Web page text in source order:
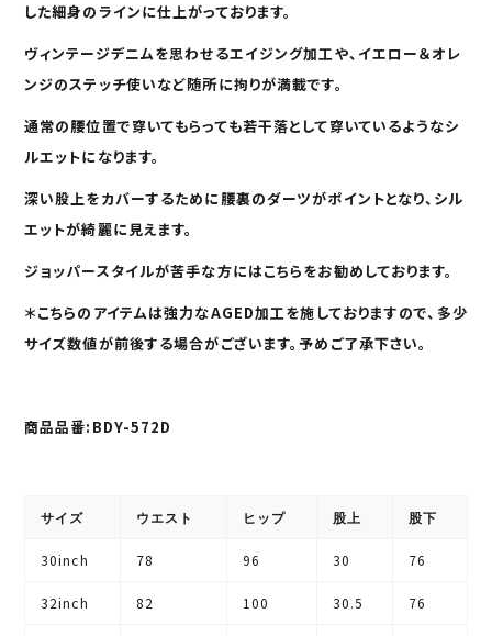
した細身のラインに仕上がっております。
ヴィンテージデニムを思わせるエイジング加工や、イエロー＆オレ
ンジのステッチ使いなど随所に拘りが満載です。
通常の腰位置で穿いてもらっても若干落として穿いているようなシ
ルエットになります。
深い股上をカバーするために腰裏のダーツがポイントとなり、シル
エットが綺麗に見えます。
ジョッパースタイルが苦手な方にはこちらをお勧めしております。
＊こちらのアイテムは強力なAGED加工を施しておりますので、多少
サイズ数値が前後する場合がございます。予めご了承下さい。
商品品番:BDY-572D
サイズ ウエスト ヒップ 股上 股下
30inch 78 96 30 76
32inch 82 100 30.5 76